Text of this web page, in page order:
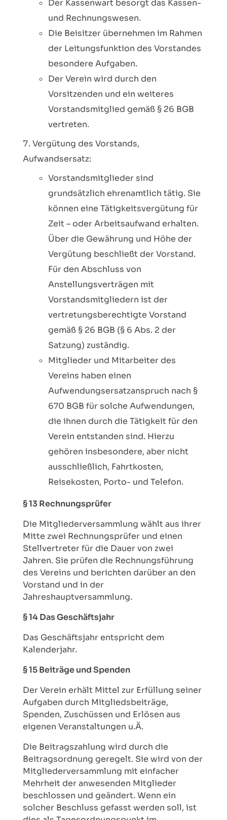
Der Kassenwart besorgt das Kassen-
und Rechnungswesen.
Die Beisitzer übernehmen im Rahmen
der Leitungsfunktion des Vorstandes
besondere Aufgaben.
Der Verein wird durch den
Vorsitzenden und ein weiteres
Vorstandsmitglied gemäß § 26 BGB
vertreten.
Vergütung des Vorstands,
Aufwandsersatz:
Vorstandsmitglieder sind
grundsätzlich ehrenamtlich tätig. Sie
können eine Tätigkeitsvergütung für
Zeit – oder Arbeitsaufwand erhalten.
Über die Gewährung und Höhe der
Vergütung beschließt der Vorstand.
Für den Abschluss von
Anstellungsverträgen mit
Vorstandsmitgliedern ist der
vertretungsberechtigte Vorstand
gemäß § 26 BGB (§ 6 Abs. 2 der
Satzung) zuständig.
Mitglieder und Mitarbeiter des
Vereins haben einen
Aufwendungsersatzanspruch nach §
670 BGB für solche Aufwendungen,
die ihnen durch die Tätigkeit für den
Verein entstanden sind. Hierzu
gehören insbesondere, aber nicht
ausschließlich, Fahrtkosten,
Reisekosten, Porto- und Telefon.
§ 13 Rechnungsprüfer
Die Mitgliederversammlung wählt aus ihrer
Mitte zwei Rechnungsprüfer und einen
Stellvertreter für die Dauer von zwei
Jahren. Sie prüfen die Rechnungsführung
des Vereins und berichten darüber an den
Vorstand und in der
Jahreshauptversammlung.
§ 14 Das Geschäftsjahr
Das Geschäftsjahr entspricht dem
Kalenderjahr.
§ 15 Beiträge und Spenden
Der Verein erhält Mittel zur Erfüllung seiner
Aufgaben durch Mitgliedsbeiträge,
Spenden, Zuschüssen und Erlösen aus
eigenen Veranstaltungen u.Ä.
Die Beitragszahlung wird durch die
Beitragsordnung geregelt. Sie wird von der
Mitgliederversammlung mit einfacher
Mehrheit der anwesenden Mitglieder
beschlossen und geändert. Wenn ein
solcher Beschluss gefasst werden soll, ist